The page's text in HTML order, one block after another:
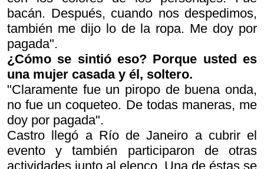
bacán. Después, cuando nos despedimos,
también me dijo lo de la ropa. Me doy por
pagada".
¿Cómo se sintió eso? Porque usted es
una mujer casada y él, soltero.
"Claramente fue un piropo de buena onda,
no fue un coqueteo. De todas maneras, me
doy por pagada".
Castro llegó a Río de Janeiro a cubrir el
evento y también participaron de otras
actividades junto al elenco. Una de éstas se